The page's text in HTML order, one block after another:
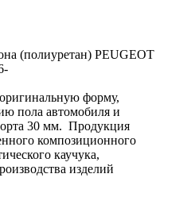
(полиуретан) PEUGEOT
2006-
форму,
пола автомобиля и
30 мм. Продукция
композиционного
каучука,
изделий